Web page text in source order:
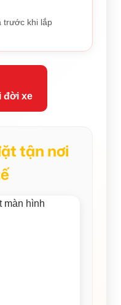
trước khi lắp
đời xe
tận nơi